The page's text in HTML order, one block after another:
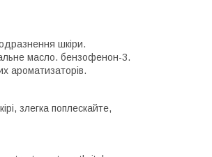
шкіри.
масло. бензофенон-3.
ароматизаторів.
злегка поплескайте,